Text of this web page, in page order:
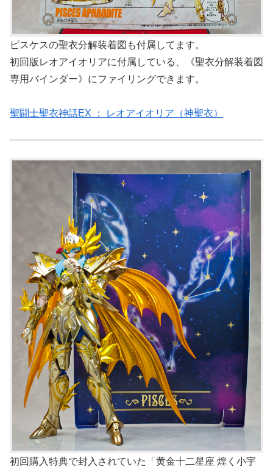
ピスケスの聖衣分解装着図も付属してます。
初回版レオアイオリアに付属している、《聖衣分解装着図
専用バインダー》にファイリングできます。
聖闘士聖衣神話EX ： レオアイオリア（神聖衣）
初回購入特典で封入されていた「黄金十二星座 煌く小宇